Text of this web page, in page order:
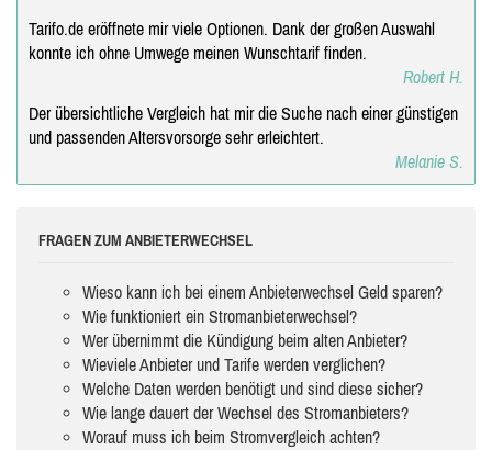
Tarifo.de eröffnete mir viele Optionen. Dank der großen Auswahl
konnte ich ohne Umwege meinen Wunschtarif finden.
Robert H.
Der übersichtliche Vergleich hat mir die Suche nach einer günstigen
und passenden Altersvorsorge sehr erleichtert.
Melanie S.
FRAGEN ZUM ANBIETERWECHSEL
Wieso kann ich bei einem Anbieterwechsel Geld sparen?
Wie funktioniert ein Stromanbieterwechsel?
Wer übernimmt die Kündigung beim alten Anbieter?
Wieviele Anbieter und Tarife werden verglichen?
Welche Daten werden benötigt und sind diese sicher?
Wie lange dauert der Wechsel des Stromanbieters?
Worauf muss ich beim Stromvergleich achten?